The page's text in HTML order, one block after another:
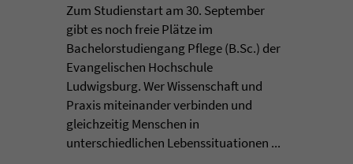
Zum Studienstart am 30. September
gibt es noch freie Plätze im
Bachelorstudiengang Pflege (B.Sc.) der
Evangelischen Hochschule
Ludwigsburg. Wer Wissenschaft und
Praxis miteinander verbinden und
gleichzeitig Menschen in
unterschiedlichen Lebenssituationen ...